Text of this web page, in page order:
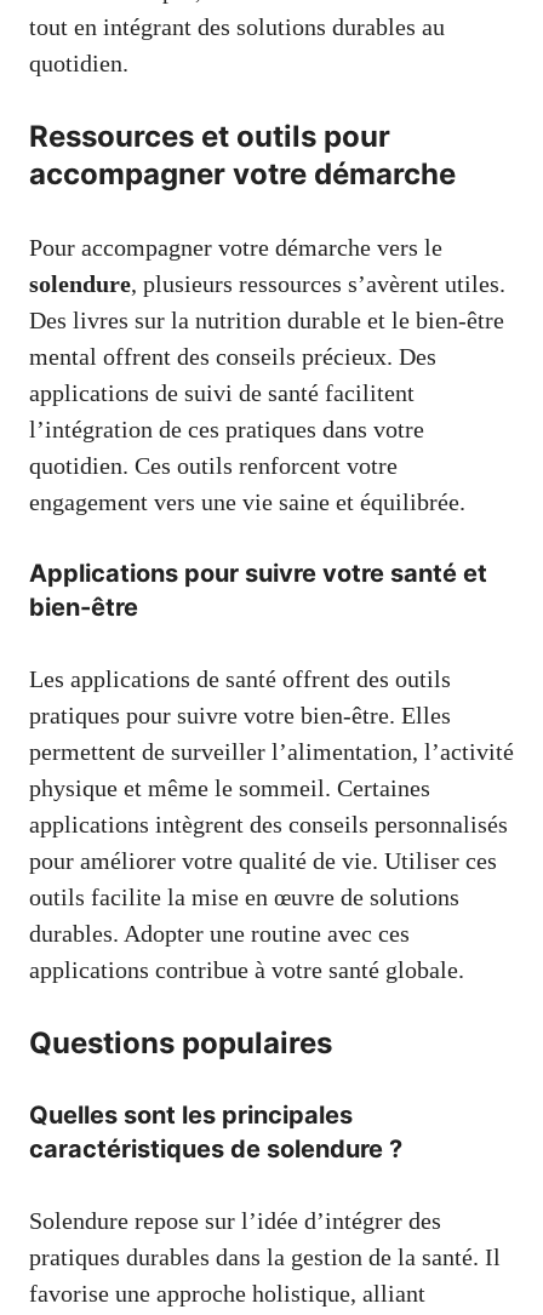
tout en intégrant des solutions durables au
quotidien.
Ressources et outils pour
accompagner votre démarche
Pour accompagner votre démarche vers le
solendure, plusieurs ressources s’avèrent utiles.
Des livres sur la nutrition durable et le bien-être
mental offrent des conseils précieux. Des
applications de suivi de santé facilitent
l’intégration de ces pratiques dans votre
quotidien. Ces outils renforcent votre
engagement vers une vie saine et équilibrée.
Applications pour suivre votre santé et
bien-être
Les applications de santé offrent des outils
pratiques pour suivre votre bien-être. Elles
permettent de surveiller l’alimentation, l’activité
physique et même le sommeil. Certaines
applications intègrent des conseils personnalisés
pour améliorer votre qualité de vie. Utiliser ces
outils facilite la mise en œuvre de solutions
durables. Adopter une routine avec ces
applications contribue à votre santé globale.
Questions populaires
Quelles sont les principales
caractéristiques de solendure ?
Solendure repose sur l’idée d’intégrer des
pratiques durables dans la gestion de la santé. Il
favorise une approche holistique, alliant